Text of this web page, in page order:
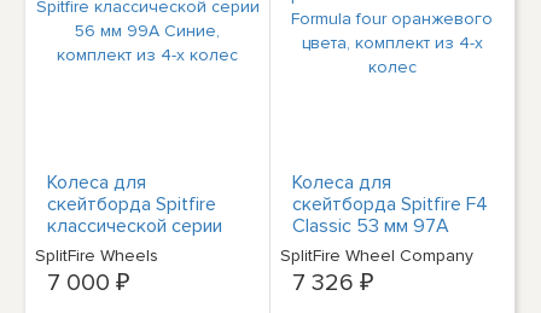
Колеса для
скейтборда Spitfire
классической серии
56 мм 99A Синие,
комплект из 4-х колес
SplitFire Wheels
7 000 ₽
Колеса для
скейтборда Spitfire F4
Classic 53 мм 97A
Formula four
оранжевого цвета,
комплект из 4-х колес
SplitFire Wheel Company
7 326 ₽